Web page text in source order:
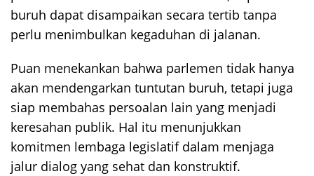
buruh dapat disampaikan secara tertib tanpa
perlu menimbulkan kegaduhan di jalanan.
Puan menekankan bahwa parlemen tidak hanya
akan mendengarkan tuntutan buruh, tetapi juga
siap membahas persoalan lain yang menjadi
keresahan publik. Hal itu menunjukkan
komitmen lembaga legislatif dalam menjaga
jalur dialog yang sehat dan konstruktif.